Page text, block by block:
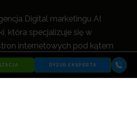
Digital marketingu AI
która specjalizuje się w
internetowych pod kątem
i modeli językowych (LLM) .
, SEO, SEO AI Friendly,
DYŻUR EKSPERTA